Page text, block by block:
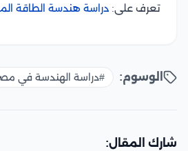
تعرف على: دراسة هندسة الطاقة
الوسوم: #دراسة الهندسة في
شارك المقال: